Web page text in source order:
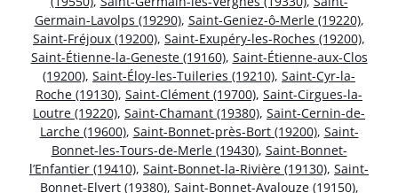
Germain-Lavolps (19290), Saint-Geniez-ô-Merle (19220),
Saint-Fréjoux (19200), Saint-Exupéry-les-Roches (19200),
Saint-Étienne-la-Geneste (19160), Saint-Étienne-aux-Clos
(19200), Saint-Éloy-les-Tuileries (19210), Saint-Cyr-la-
Roche (19130), Saint-Clément (19700), Saint-Cirgues-la-
Loutre (19220), Saint-Chamant (19380), Saint-Cernin-de-
Larche (19600), Saint-Bonnet-près-Bort (19200), Saint-
Bonnet-les-Tours-de-Merle (19430), Saint-Bonnet-
l’Enfantier (19410), Saint-Bonnet-la-Rivière (19130), Saint-
Bonnet-Elvert (19380), Saint-Bonnet-Avalouze (19150),